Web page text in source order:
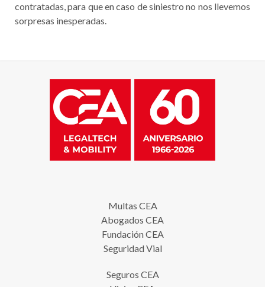
contratadas, para que en caso de siniestro no nos llevemos
sorpresas inesperadas.
Multas CEA
Abogados CEA
Fundación CEA
Seguridad Vial
Seguros CEA